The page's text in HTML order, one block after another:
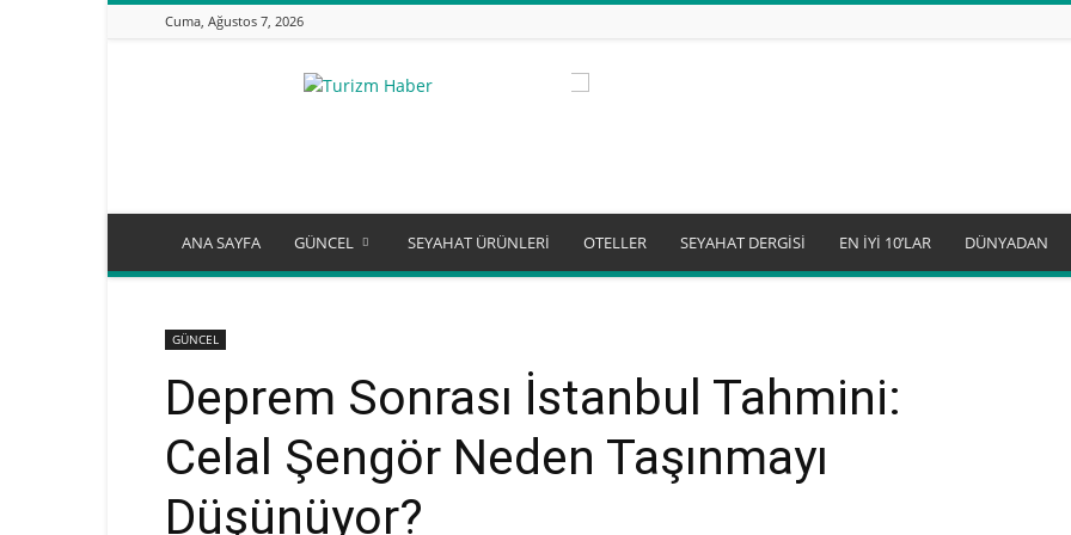
Cuma, Ağustos 7, 2026
Turizm
ANA SAYFA GÜNCEL SEYAHAT ÜRÜNLERİ OTELLER SEYAHAT DERGİSİ EN İYİ 10’LAR DÜNYADAN
GÜNCEL
Deprem Sonrası İstanbul Tahmini:
Celal Şengör Neden Taşınmayı
Düşünüyor?